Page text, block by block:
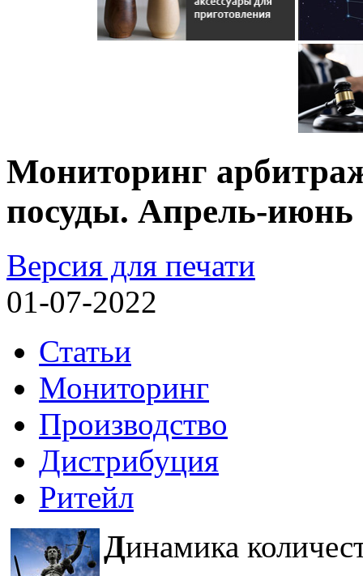
Мониторинг
посуды. Апрель-июнь
Версия для печати
01-07-2022
Статьи
Мониторинг
Производство
Дистрибуция
Ритейл
Динамика